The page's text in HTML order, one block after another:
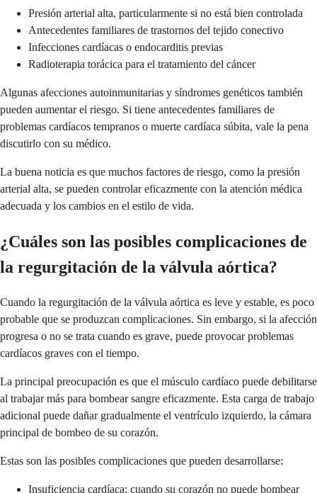
Presión arterial alta, particularmente si no está bien controlada
Antecedentes familiares de trastornos del tejido conectivo
Infecciones cardíacas o endocarditis previas
Radioterapia torácica para el tratamiento del cáncer
Algunas afecciones autoinmunitarias y síndromes genéticos también
pueden aumentar el riesgo. Si tiene antecedentes familiares de
problemas cardíacos tempranos o muerte cardíaca súbita, vale la pena
discutirlo con su médico.
La buena noticia es que muchos factores de riesgo, como la presión
arterial alta, se pueden controlar eficazmente con la atención médica
adecuada y los cambios en el estilo de vida.
¿Cuáles son las posibles complicaciones de
la regurgitación de la válvula aórtica?
Cuando la regurgitación de la válvula aórtica es leve y estable, es poco
probable que se produzcan complicaciones. Sin embargo, si la afección
progresa o no se trata cuando es grave, puede provocar problemas
cardíacos graves con el tiempo.
La principal preocupación es que el músculo cardíaco puede debilitarse
al trabajar más para bombear sangre eficazmente. Esta carga de trabajo
adicional puede dañar gradualmente el ventrículo izquierdo, la cámara
principal de bombeo de su corazón.
Estas son las posibles complicaciones que pueden desarrollarse:
Insuficiencia cardíaca: cuando su corazón no puede bombear